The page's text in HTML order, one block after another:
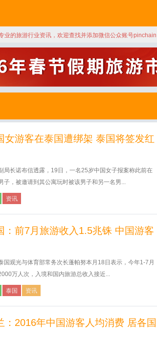
业的旅游行业资讯，欢迎查找并添加微信公众账号pinchain
女游客在泰国遭绑架 泰国将签发红
局长诺布信透露，19日，一名25岁中国女子报案称此前在
子，被邀请到其公寓玩时被该男子和另一名男...
资讯
：前7月旅游收入1.5兆铢 中国游客
国观光与体育部常务次长蓬帕努本月18日表示，今年1-7月
万人次，入境和国内旅游总收入接近...
泰国 资讯
：2016年中国游客人均消费 居各国